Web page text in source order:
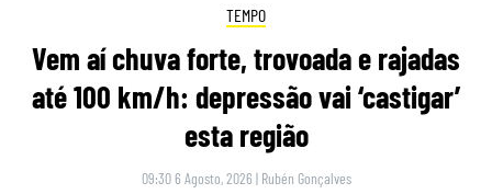
TEMPO
Vem aí chuva forte, trovoada e rajadas
até 100 km/h: depressão vai ‘castigar’
esta região
09:30 6 Agosto, 2026 | Rubén Gonçalves